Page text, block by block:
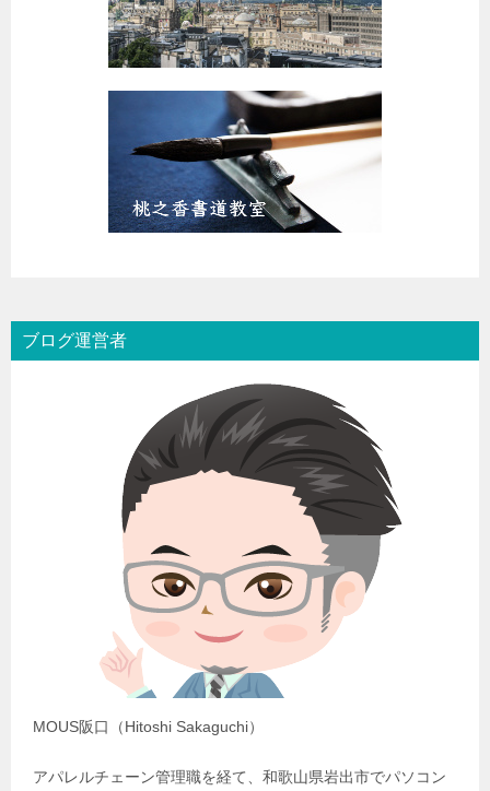
ブログ運営者
MOUS阪口（Hitoshi Sakaguchi）
アパレルチェーン管理職を経て、和歌山県岩出市でパソコン